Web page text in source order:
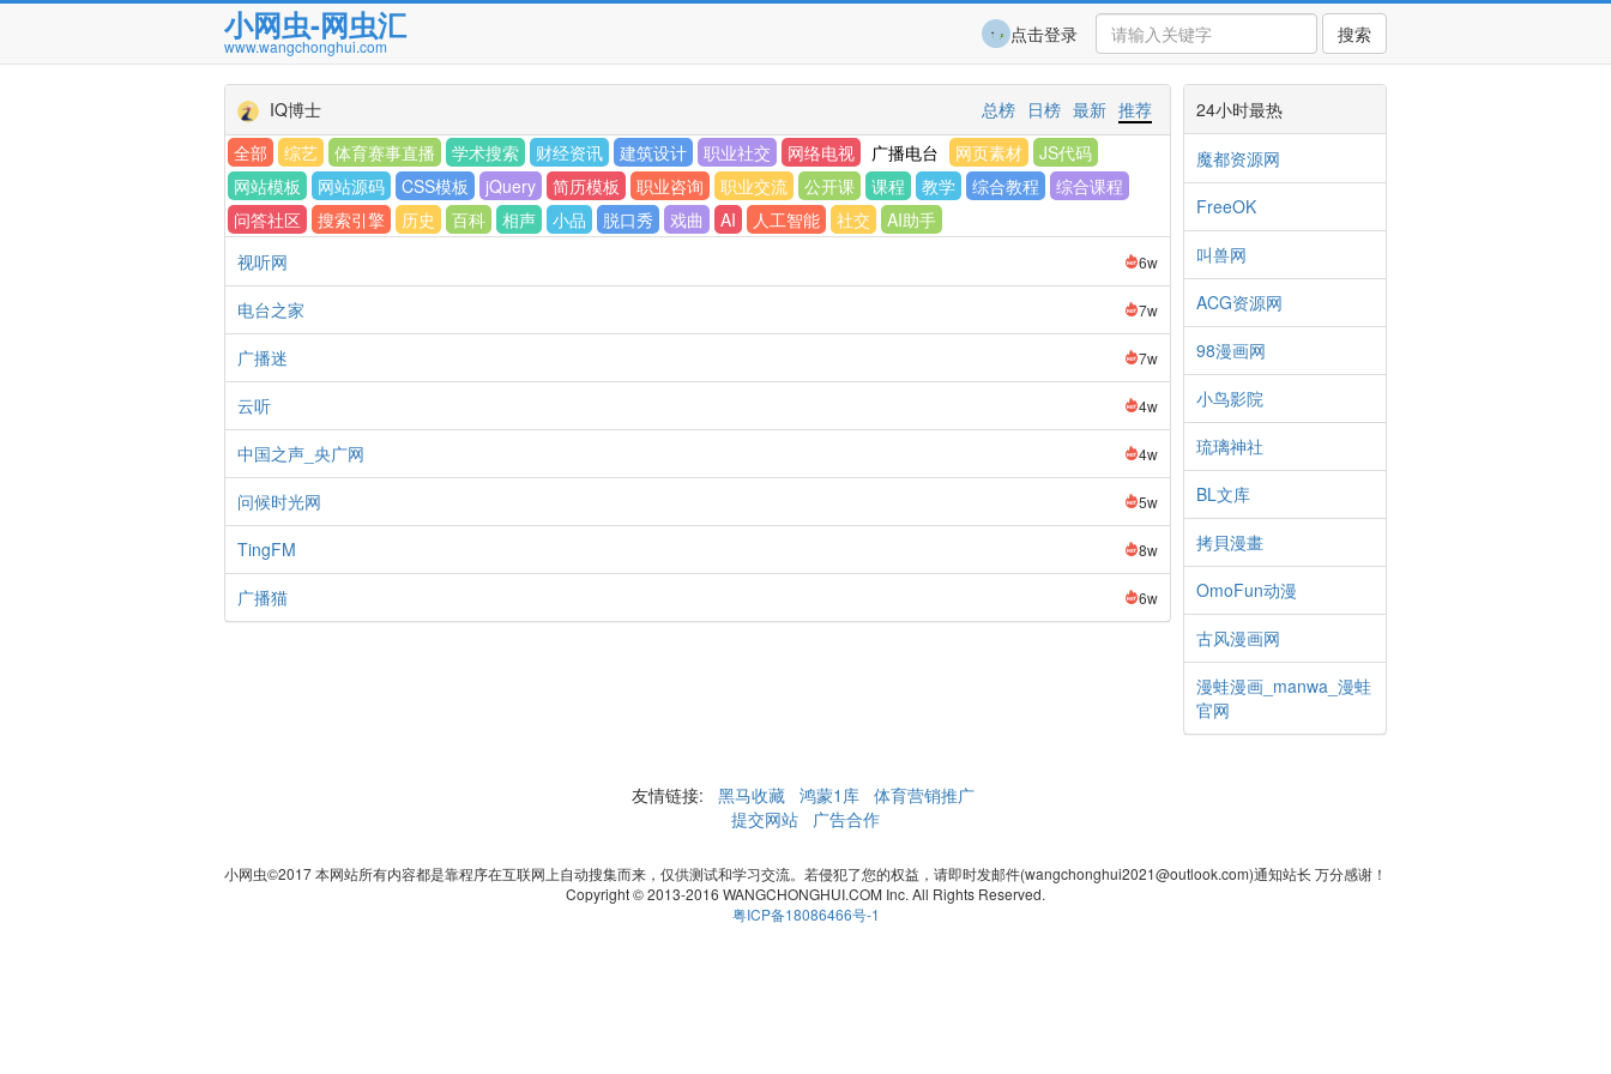
小网虫-网虫汇
www.wangchonghui.com 搜索
点击登录
IQ博士 推荐
最新
日榜
总榜
全部
综艺 体育赛事直播 学术搜索 财经资讯 建筑设计 职业社交 网络电视 广播电台 网页素材
JS代码
网站模板
网站源码 CSS模板 jQuery 简历模板 职业咨询 职业交流 公开课 课程 教学 综合教程
综合课程
问答社区
搜索引擎 历史 百科 相声 小品 脱口秀 戏曲 AI 人工智能 社交
AI助手
视听网
6w
电台之家 7w
广播迷 7w
云听 4w
中国之声_央广网 4w
问候时光网 5w
TingFM 8w
广播猫 6w
24小时最热
魔都资源网
FreeOK
叫兽网
ACG资源网
98漫画网
小鸟影院
琉璃神社
BL文库
拷貝漫畫
OmoFun动漫
古风漫画网
漫蛙漫画_manwa_漫蛙
官网
友情链接: 黑马收藏 鸿蒙1库 体育营销推广
提交网站
广告合作
小网虫©2017 本网站所有内容都是靠程序在互联网上自动搜集而来，仅供测试和学习交流。若侵犯了您的权益，请即时发邮件(wangchonghui2021@outlook.com)通知站长 万分感谢！
Copyright © 2013-2016 WANGCHONGHUI.COM Inc. All Rights Reserved.
粤ICP备18086466号-1